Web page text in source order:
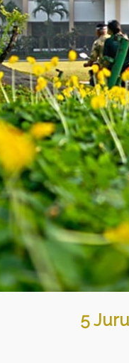
5